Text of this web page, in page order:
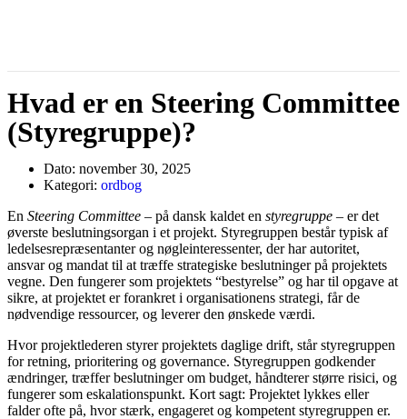
Hvad er en Steering Committee
(Styregruppe)?
Dato: november 30, 2025
Kategori: ordbog
En Steering Committee – på dansk kaldet en styregruppe – er det
øverste beslutningsorgan i et projekt. Styregruppen består typisk af
ledelsesrepræsentanter og nøgleinteressenter, der har autoritet,
ansvar og mandat til at træffe strategiske beslutninger på projektets
vegne. Den fungerer som projektets “bestyrelse” og har til opgave at
sikre, at projektet er forankret i organisationens strategi, får de
nødvendige ressourcer, og leverer den ønskede værdi.
Hvor projektlederen styrer projektets daglige drift, står styregruppen
for retning, prioritering og governance. Styregruppen godkender
ændringer, træffer beslutninger om budget, håndterer større risici, og
fungerer som eskalationspunkt. Kort sagt: Projektet lykkes eller
falder ofte på, hvor stærk, engageret og kompetent styregruppen er.